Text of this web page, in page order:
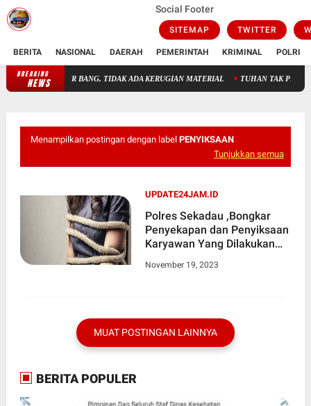
Social Footer
SITEMAP TWITTER
BERITA NASIONAL DAERAH PEMERINTAH KRIMINAL POLRI
BREAKING
NEWS
AIR BANG, TIDAK ADA KERUGIAN MATERIAL TUHAN TAK PERLU DICARI,
Menampilkan postingan dengan label PENYIKSAAN
Tunjukkan semua
UPDATE24JAM.ID
Polres Sekadau ,Bongkar
Penyekapan dan Penyiksaan
Karyawan Yang Dilakukan
November 19, 2023
MUAT POSTINGAN LAINNYA
BERITA POPULER